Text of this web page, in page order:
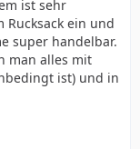
ist sehr
Rucksack ein und
super handelbar.
man alles mit
ist) und in